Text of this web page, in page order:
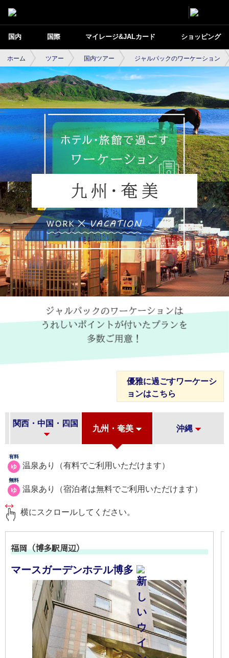
国内 国際 マイレージ&JALカード ショッピング
ホーム ツアー 国内ツアー ジャルパックのワーケーション
ジャルパックのワーケーションは
うれしいポイントが付いたプランを
多数ご用意！
優雅に過ごすワーケーシ
ョンはこちら
関西・中国・四国
九州・奄美 沖縄
有料
ゆ 温泉あり（有料でご利用いただけます）
無料
ゆ 温泉あり（宿泊者は無料でご利用いただけます）
横にスクロールしてください。
福岡（博多駅周辺）
マースガーデンホテル博多